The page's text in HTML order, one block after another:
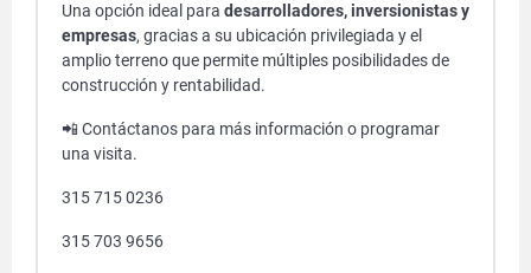
Una opción ideal para desarrolladores, inversionistas y
empresas, gracias a su ubicación privilegiada y el
amplio terreno que permite múltiples posibilidades de
construcción y rentabilidad.
📲 Contáctanos para más información o programar
una visita.
315 715 0236
315 703 9656